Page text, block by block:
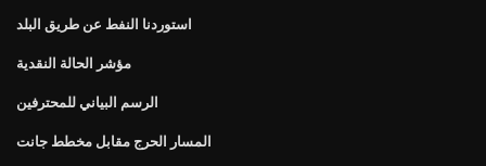
استوردنا النفط عن طريق البلد
مؤشر الحالة النقدية
الرسم البياني للمحترفين
المسار الحرج مقابل مخطط جانت